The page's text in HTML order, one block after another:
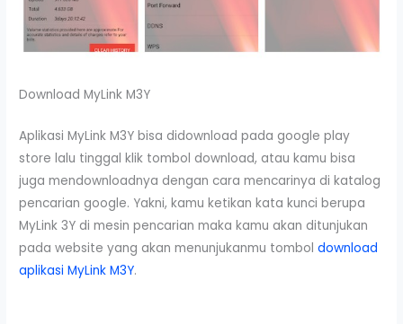
Download MyLink M3Y
Aplikasi MyLink M3Y bisa didownload pada google play
store lalu tinggal klik tombol download, atau kamu bisa
juga mendownloadnya dengan cara mencarinya di katalog
pencarian google. Yakni, kamu ketikan kata kunci berupa
MyLink 3Y di mesin pencarian maka kamu akan ditunjukan
pada website yang akan menunjukanmu tomboldownload
aplikasi MyLink M3Y.